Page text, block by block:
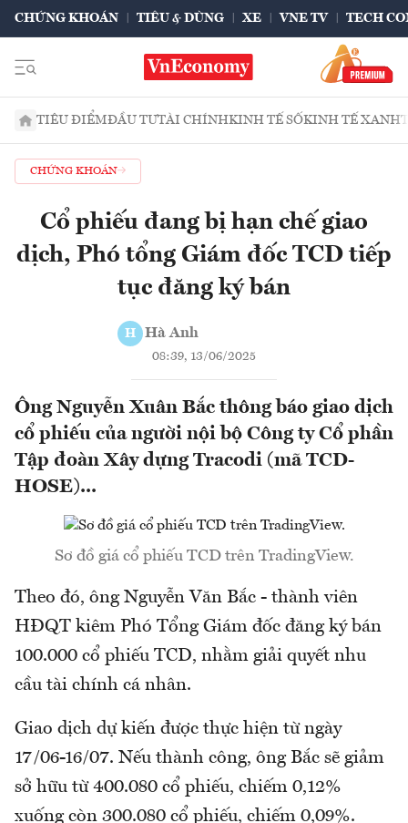
CHỨNG KHOÁN TIÊU & DÙNG XE VNE TV TECH
TIÊU ĐIỂMĐẦU TƯTÀI CHÍNHKINH TẾ SỐKINH TẾ XANH
CHỨNG KHOÁN
Cổ phiếu đang bị hạn chế giao
dịch, Phó tổng Giám đốc TCD tiếp
tục đăng ký bán
H Hà Anh
08:39, 13/06/2025
Ông Nguyễn Xuân Bắc thông báo giao dịch
cổ phiếu của người nội bộ Công ty Cổ phần
Tập đoàn Xây dựng Tracodi (mã TCD-
HOSE)...
Sơ đồ giá cổ phiếu TCD trên TradingView.
Theo đó, ông Nguyễn Văn Bắc - thành viên
HĐQT kiêm Phó Tổng Giám đốc đăng ký bán
100.000 cổ phiếu TCD, nhằm giải quyết nhu
cầu tài chính cá nhân.
Giao dịch dự kiến được thực hiện từ ngày
17/06-16/07. Nếu thành công, ông Bắc sẽ giảm
sở hữu từ 400.080 cổ phiếu, chiếm 0,12%
xuống còn 300.080 cổ phiếu, chiếm 0,09%.